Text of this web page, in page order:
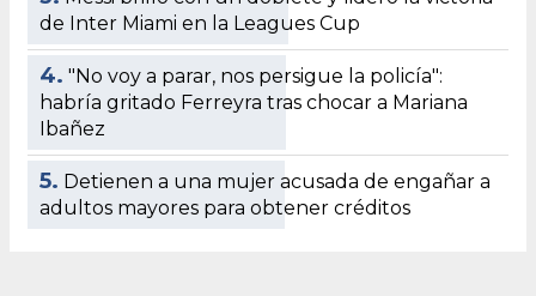
de Inter Miami en la Leagues Cup
4. "No voy a parar, nos persigue la policía":
habría gritado Ferreyra tras chocar a Mariana
Ibañez
5. Detienen a una mujer acusada de engañar a
adultos mayores para obtener créditos